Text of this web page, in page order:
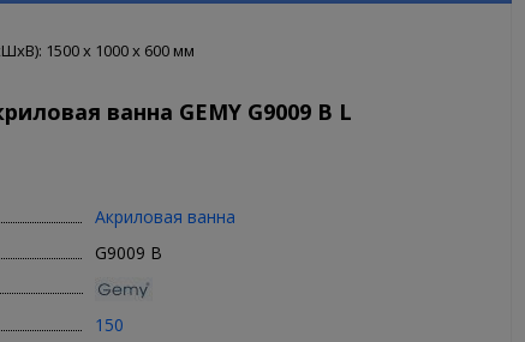
1500 x 1000 x 600 мм
ванна GEMY G9009 B L
Акриловая ванна
G9009 B
150